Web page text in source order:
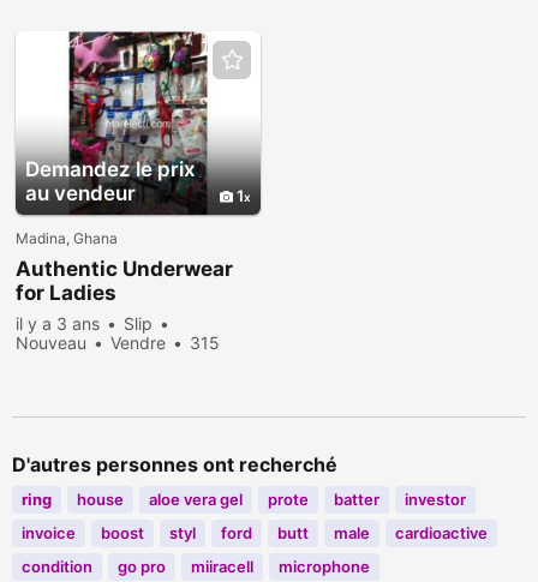
consultées
Demandez le prix
au vendeur
1
Madina, Ghana
Authentic Underwear
for Ladies
il y a 3 ans
Slip
Nouveau
Vendre
315
D'autres personnes ont recherché
ring house aloe vera gel prote batter
investor
invoice
boost styl ford butt male
cardioactive
condition
go pro miiracell microphone